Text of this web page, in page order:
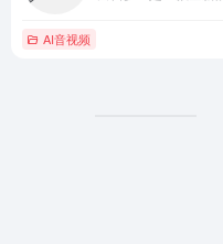
AI音视频